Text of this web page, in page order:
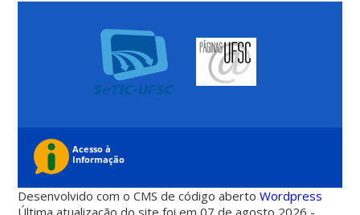
Desenvolvido com o CMS de código abertoWordpress
Última atualização do site foi em 07 de agosto 2026 -